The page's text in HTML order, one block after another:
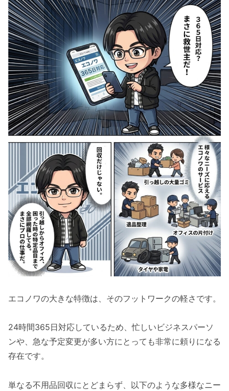
エコノワの大きな特徴は、そのフットワークの軽さです。
24時間365日対応しているため、忙しいビジネスパーソ
ンや、急な予定変更が多い方にとっても非常に頼りになる
存在です。
単なる不用品回収にとどまらず、以下のような多様なニー